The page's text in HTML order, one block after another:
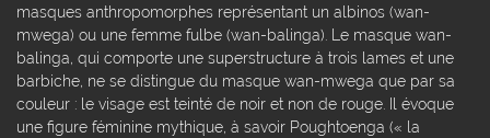
masques anthropomorphes représentant un albinos (wan-
mwega) ou une femme fulbe (wan-balinga). Le masque wan-
balinga, qui comporte une superstructure à trois lames et une
barbiche, ne se distingue du masque wan-mwega que par sa
couleur : le visage est teinté de noir et non de rouge. Il évoque
une figure féminine mythique, à savoir Poughtoenga (« la